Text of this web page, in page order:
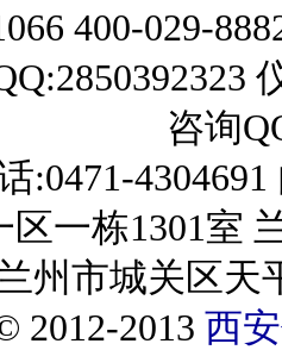
400-029-
咨询
:0471-
一栋1301室
州市城关区天
2012-2013 西